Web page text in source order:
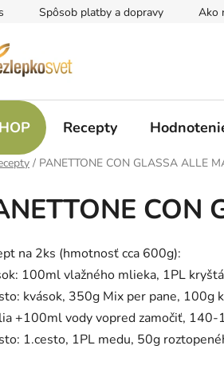
Spôsob platby a dopravy Ako
Recepty
/ PANETTONE CON GLASSA ALLE
CON
na 2ks (hmotnosť cca 600g):
100ml vlažného mlieka, 1PL
kvások, 350g Mix per pane, 100g
+100ml vody vopred zamočiť,
1.cesto, 1PL medu, 50g